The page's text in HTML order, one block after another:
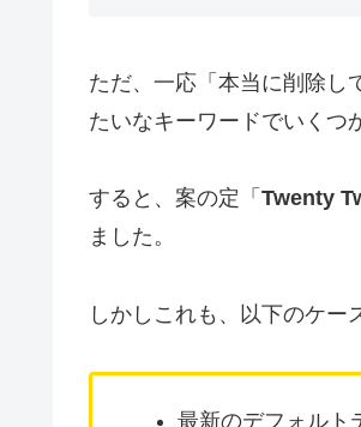
ただ、一応「本当に削除し
たいなキーワードでいくつ
すると、案の定「 Twenty
ました。
しかしこれも、以下のケー
最新のデフォルト